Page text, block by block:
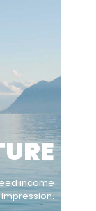
income